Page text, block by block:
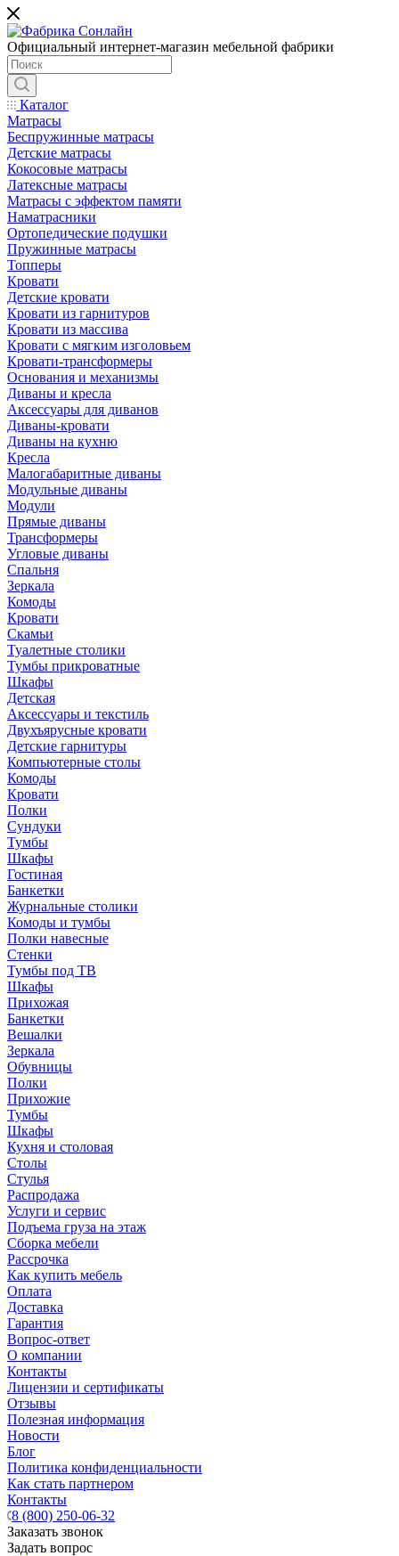
Официальный интернет-магазин мебельной фабрики
Каталог
Матрасы
Беспружинные матрасы
Детские матрасы
Кокосовые матрасы
Латексные матрасы
Матрасы с эффектом памяти
Наматрасники
Ортопедические подушки
Пружинные матрасы
Топперы
Кровати
Детские кровати
Кровати из гарнитуров
Кровати из массива
Кровати с мягким изголовьем
Кровати-трансформеры
Основания и механизмы
Диваны и кресла
Аксессуары для диванов
Диваны-кровати
Диваны на кухню
Кресла
Малогабаритные диваны
Модульные диваны
Модули
Прямые диваны
Трансформеры
Угловые диваны
Спальня
Зеркала
Комоды
Кровати
Скамьи
Туалетные столики
Тумбы прикроватные
Шкафы
Детская
Аксессуары и текстиль
Двухъярусные кровати
Детские гарнитуры
Компьютерные столы
Комоды
Кровати
Полки
Сундуки
Тумбы
Шкафы
Гостиная
Банкетки
Журнальные столики
Комоды и тумбы
Полки навесные
Стенки
Тумбы под ТВ
Шкафы
Прихожая
Банкетки
Вешалки
Зеркала
Обувницы
Полки
Прихожие
Тумбы
Шкафы
Кухня и столовая
Столы
Стулья
Распродажа
Услуги и сервис
Подъема груза на этаж
Сборка мебели
Рассрочка
Как купить мебель
Оплата
Доставка
Гарантия
Вопрос-ответ
О компании
Контакты
Лицензии и сертификаты
Отзывы
Полезная информация
Новости
Блог
Политика конфиденциальности
Как стать партнером
Контакты
8 (800) 250-06-32
Заказать звонок
Задать вопрос